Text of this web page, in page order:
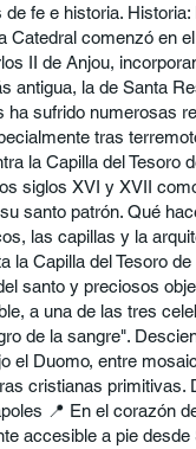
fe e historia. Historia:
Catedral comenzó en
II de Anjou,
antigua, la de Santa
ha sufrido numerosas
tras
la Capilla del Tesoro
siglos XVI y XVII
santo patrón. Qué
las capillas y la
la Capilla del Tesoro
santo y preciosos
a una de las tres
de la sangre".
el Duomo, entre
cristianas primitivas.
📍 En el corazón
accesible a pie desde